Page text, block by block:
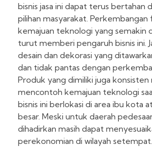
bisnis jasa ini dapat terus bertahan
pilihan masyarakat. Perkembangan
kemajuan teknologi yang semakin
turut memberi pengaruh bisnis ini.
desain dan dekorasi yang
dan tidak pantas dengan
Produk yang dimiliki juga konsisten
mencontoh kemajuan teknologi
bisnis ini berlokasi di area ibu kota
besar. Meski untuk daerah
dihadirkan masih dapat
perekonomian di wilayah setempat.